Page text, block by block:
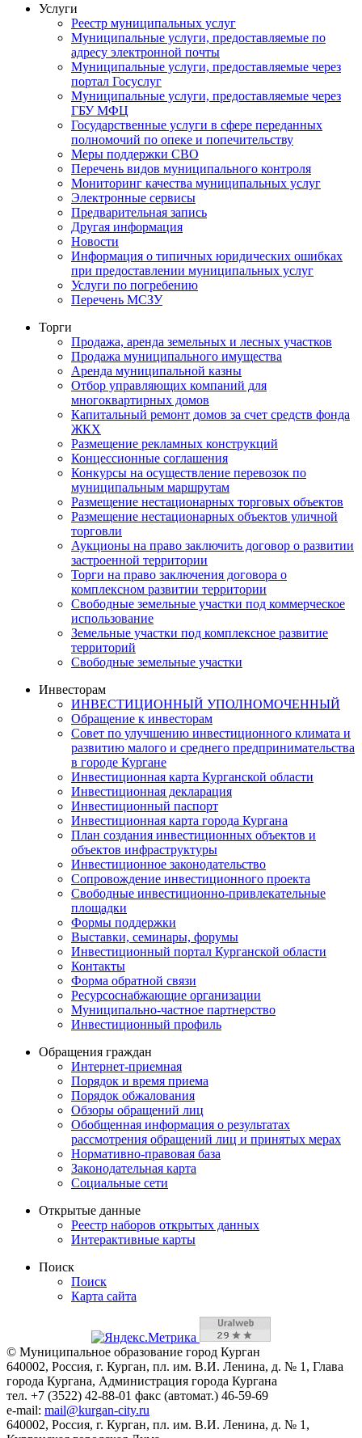
Услуги
Реестр муниципальных услуг
Муниципальные услуги, предоставляемые по
адресу электронной почты
Муниципальные услуги, предоставляемые через
портал Госуслуг
Муниципальные услуги, предоставляемые через
ГБУ МФЦ
Государственные услуги в сфере переданных
полномочий по опеке и попечительству
Меры поддержки СВО
Перечень видов муниципального контроля
Мониторинг качества муниципальных услуг
Электронные сервисы
Предварительная запись
Другая информация
Новости
Информация о типичных юридических ошибках
при предоставлении муниципальных услуг
Услуги по погребению
Перечень МСЗУ
Торги
Продажа, аренда земельных и лесных участков
Продажа муниципального имущества
Аренда муниципальной казны
Отбор управляющих компаний для
многоквартирных домов
Капитальный ремонт домов за счет средств фонда
ЖКХ
Размещение рекламных конструкций
Концессионные соглашения
Конкурсы на осуществление перевозок по
муниципальным маршрутам
Размещение нестационарных торговых объектов
Размещение нестационарных объектов уличной
торговли
Аукционы на право заключить договор о развитии
застроенной территории
Торги на право заключения договора о
комплексном развитии территории
Свободные земельные участки под коммерческое
использование
Земельные участки под комплексное развитие
территорий
Свободные земельные участки
Инвесторам
ИНВЕСТИЦИОННЫЙ УПОЛНОМОЧЕННЫЙ
Обращение к инвесторам
Совет по улучшению инвестиционного климата и
развитию малого и среднего предпринимательства
в городе Кургане
Инвестиционная карта Курганской области
Инвестиционная декларация
Инвестиционный паспорт
Инвестиционная карта города Кургана
План создания инвестиционных объектов и
объектов инфраструктуры
Инвестиционное законодательство
Сопровождение инвестиционного проекта
Свободные инвестиционно-привлекательные
площадки
Формы поддержки
Выставки, семинары, форумы
Инвестиционный портал Курганской области
Контакты
Форма обратной связи
Ресурсоснабжающие организации
Муниципально-частное партнерство
Инвестиционный профиль
Обращения граждан
Интернет-приемная
Порядок и время приема
Порядок обжалования
Обзоры обращений лиц
Обобщенная информация о результатах
рассмотрения обращений лиц и принятых мерах
Нормативно-правовая база
Законодательная карта
Социальные сети
Открытые данные
Реестр наборов открытых данных
Интерактивные карты
Поиск
Поиск
Карта сайта
© Муниципальное образование город Курган
640002, Россия, г. Курган, пл. им. В.И. Ленина, д. № 1, Глава
города Кургана, Администрация города Кургана
тел. +7 (3522) 42-88-01 факс (автомат.) 46-59-69
e-mail: mail@kurgan-city.ru
640002, Россия, г. Курган, пл. им. В.И. Ленина, д. № 1,